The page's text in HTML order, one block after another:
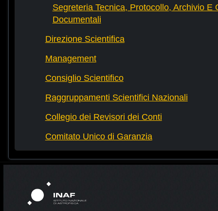
Segreteria Tecnica, Protocollo, Archivio E
Documentali
Direzione Scientifica
Management
Consiglio Scientifico
Raggruppamenti Scientifici Nazionali
Collegio dei Revisori dei Conti
Comitato Unico di Garanzia